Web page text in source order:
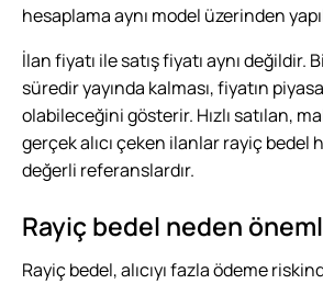
hesaplama aynı model üzerinden
İlan fiyatı ile satış fiyatı aynı değildir.
süredir yayında kalması, fiyatın
olabileceğini gösterir. Hızlı satılan,
gerçek alıcı çeken ilanlar rayiç bedel
değerli referanslardır.
Rayiç bedel neden
Rayiç bedel, alıcıyı fazla ödeme